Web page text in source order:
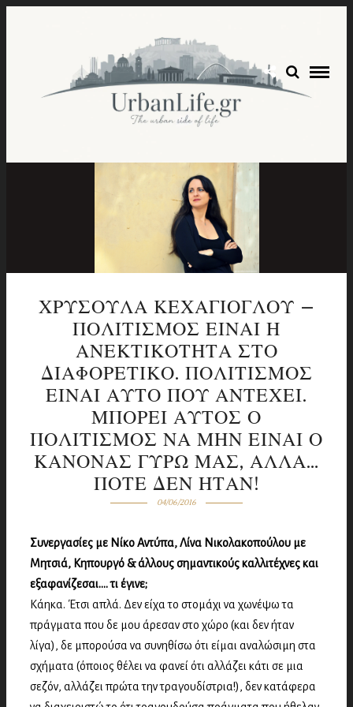
ΧΡΥΣΟΥΛΑ ΚΕΧΑΓΙΟΓΛΟΥ –
ΠΟΛΙΤΙΣΜΟΣ ΕΙΝΑΙ Η
ΑΝΕΚΤΙΚΟΤΗΤΑ ΣΤΟ
ΔΙΑΦΟΡΕΤΙΚΟ. ΠΟΛΙΤΙΣΜΟΣ
ΕΙΝΑΙ ΑΥΤΟ ΠΟΥ ΑΝΤΕΧΕΙ.
ΜΠΟΡΕΙ ΑΥΤΟΣ Ο
ΠΟΛΙΤΙΣΜΟΣ ΝΑ ΜΗΝ ΕΙΝΑΙ Ο
ΚΑΝΟΝΑΣ ΓΥΡΩ ΜΑΣ, ΑΛΛΑ…
ΠΟΤΕ ΔΕΝ ΗΤΑΝ!
04/06/2016
Συνεργασίες με Νίκο Αντύπα, Λίνα Νικολακοπούλου με
Μητσιά, Κηπουργό & άλλους σημαντικούς καλλιτέχνες και
εξαφανίζεσαι…. τι έγινε;
Κάηκα. Έτσι απλά. Δεν είχα το στομάχι να χωνέψω τα
πράγματα που δε μου άρεσαν στο χώρο (και δεν ήταν
λίγα), δε μπορούσα να συνηθίσω ότι είμαι αναλώσιμη στα
σχήματα (όποιος θέλει να φανεί ότι αλλάζει κάτι σε μια
σεζόν, αλλάζει πρώτα την τραγουδίστρια!), δεν κατάφερα